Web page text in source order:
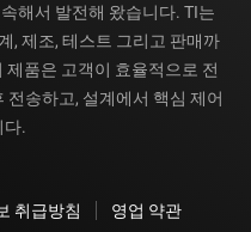
해서 발전해 왔습니다. TI는
, 제조, 테스트 그리고 판매까
품은 고객이 효율적으로 전
전송하고, 설계에서 핵심 제어
다.
취급방침
영업 약관